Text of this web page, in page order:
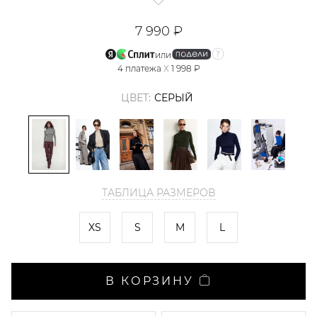
7 990 ₽
или
4 платежа X 1 998 ₽
ЦВЕТ: СЕРЫЙ
ТАБЛИЦА РАЗМЕРОВ
XS S M L
В КОРЗИНУ